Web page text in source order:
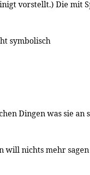
vorstellt.) Die mit
symbolisch
Dingen was sie an
will nichts mehr